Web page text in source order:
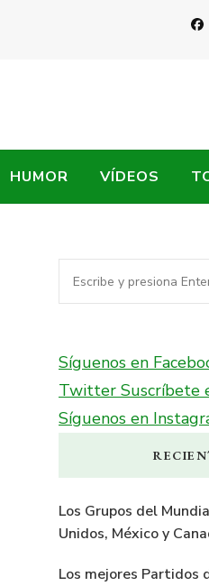
HUMOR VÍDEOS
¿Buscas
algo?
Síguenos en
Twitter Suscríbete
Síguenos en
Los Grupos del
Unidos, México y
Los mejores Partidos